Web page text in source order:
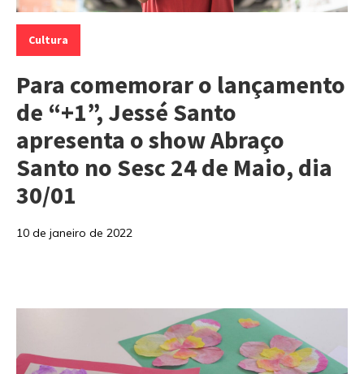
Categorias:
Cultura
Para comemorar o lançamento
de “+1”, Jessé Santo
apresenta o show Abraço
Santo no Sesc 24 de Maio, dia
30/01
10 de janeiro de 2022